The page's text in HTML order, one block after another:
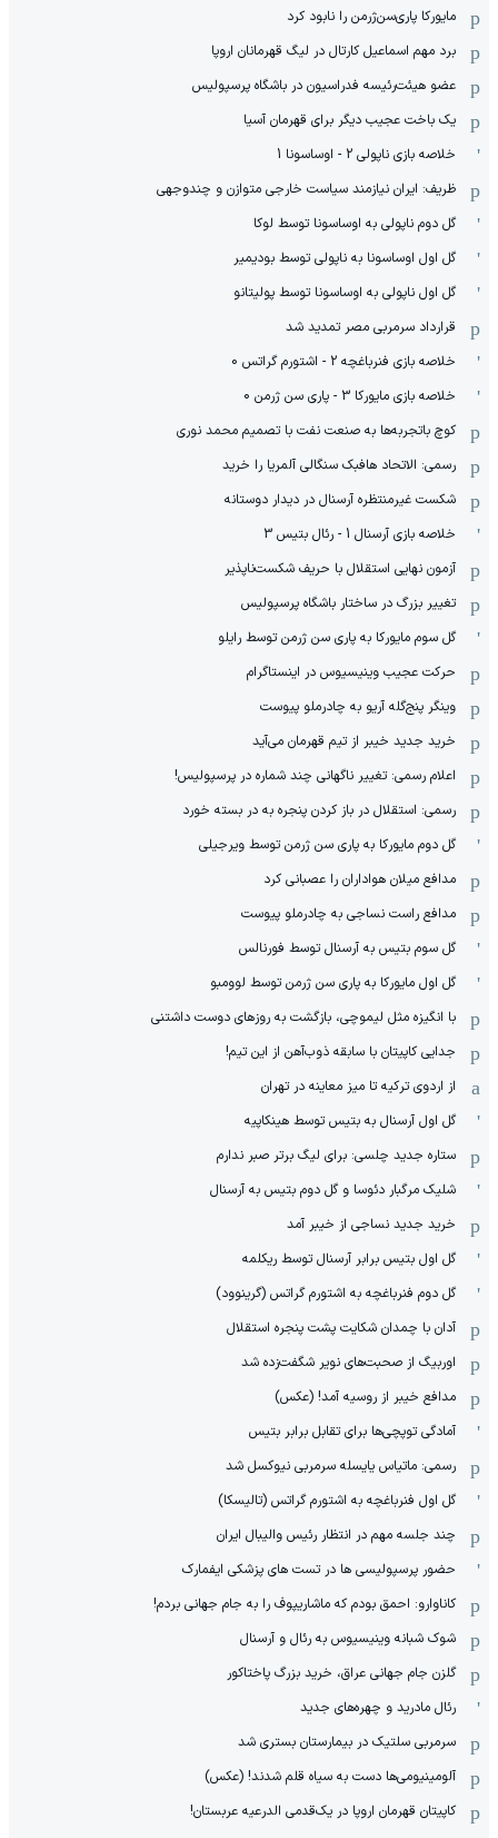
مایورکا پاری‌سن‌ژرمن را نابود کرد
برد مهم اسماعیل کارتال در لیگ قهرمانان اروپا
عضو هیئت‌رئیسه فدراسیون در باشگاه پرسپولیس
یک باخت عجیب دیگر برای قهرمان آسیا
خلاصه بازی ناپولی 2 - اوساسونا 1
ظریف: ایران نیازمند سیاست خارجی متوازن و چندوجهی
گل دوم ناپولی به اوساسونا توسط لوکا
گل اول اوساسونا به ناپولی توسط بودیمیر
گل اول ناپولی به اوساسونا توسط پولیتانو
قرارداد سرمربی مصر تمدید شد
خلاصه بازی فنرباغچه 2 - اشتورم گراتس 0
خلاصه بازی مایورکا 3 - پاری سن ژرمن 0
کوچ باتجربه‌ها به صنعت نفت با تصمیم محمد نوری
رسمی: الاتحاد هافبک سنگالی آلمریا را خرید
شکست غیرمنتظره آرسنال در دیدار دوستانه
خلاصه بازی آرسنال 1 - رئال بتیس 3
آزمون نهایی استقلال با حریف شکست‌ناپذیر
تغییر بزرگ در ساختار باشگاه پرسپولیس
گل سوم مایورکا به پاری سن ژرمن توسط رایلو
حرکت عجیب وینیسیوس در اینستاگرام
وینگر پنج‌گله آریو به چادرملو پیوست
خرید جدید خیبر از تیم قهرمان می‌آید
اعلام رسمی: تغییر ناگهانی چند شماره در پرسپولیس!
رسمی: استقلال در باز کردن پنجره به در بسته خورد
گل دوم مایورکا به پاری سن ژرمن توسط ویرجیلی
مدافع میلان هواداران را عصبانی کرد
مدافع راست نساجی به چادرملو پیوست
گل سوم بتیس به آرسنال توسط فورنالس
گل اول مایورکا به پاری سن ژرمن توسط لوومبو
با انگیزه مثل لیموچی، بازگشت به روزهای دوست داشتنی
جدایی کاپیتان با سابقه ذوب‌آهن از این تیم!
از اردوی ترکیه تا میز معاینه در تهران
گل اول آرسنال به بتیس توسط هینکاپیه
ستاره جدید چلسی: برای لیگ برتر صبر ندارم
شلیک مرگبار دئوسا و گل دوم بتیس به آرسنال
خرید جدید نساجی از خیبر آمد
گل اول بتیس برابر آرسنال توسط ریکلمه
گل دوم فنرباغچه به اشتورم گراتس (گرینوود)
آدان با چمدان شکایت پشت پنجره استقلال
اوربیگ از صحبت‌های نویر شگفت‌زده شد
مدافع خیبر از روسیه آمد! (عکس)
آمادگی توپچی‌ها برای تقابل برابر بتیس
رسمی: ماتیاس یایسله سرمربی نیوکسل شد
گل اول فنرباغچه به اشتورم گراتس (تالیسکا)
چند جلسه مهم در انتظار رئیس والیبال ایران
حضور پرسپولیسی ها در تست های پزشکی ایفمارک
کاناوارو: احمق بودم که ماشاریپوف را به جام جهانی بردم!
شوک شبانه وینیسیوس به رئال و آرسنال
گلزن جام جهانی عراق، خرید بزرگ پاختاکور
رئال مادرید و چهره‌های جدید
سرمربی سلتیک در بیمارستان بستری شد
آلومینیومی‌ها دست به سیاه قلم شدند! (عکس)
کاپیتان قهرمان اروپا در یک‌قدمی الدرعیه عربستان!